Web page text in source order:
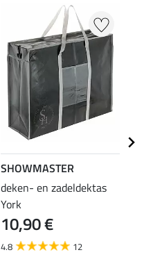
SHOWMASTER
deken- en zadeldektas
York
10,90 €
4.8 12